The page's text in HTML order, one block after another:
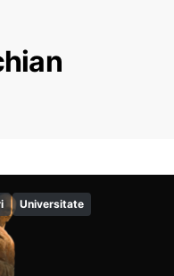
Universitate